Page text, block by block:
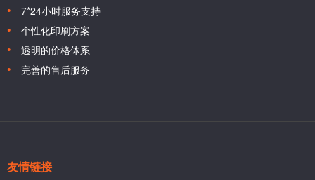
7*24小时服务支持
个性化印刷方案
透明的价格体系
完善的售后服务
友情链接